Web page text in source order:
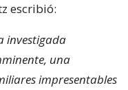
escribió:
investigada
una
impresentables